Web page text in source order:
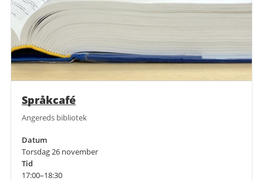
Språkcafé
Angereds bibliotek
Datum
Torsdag 26 november
Tid
17:00–18:30